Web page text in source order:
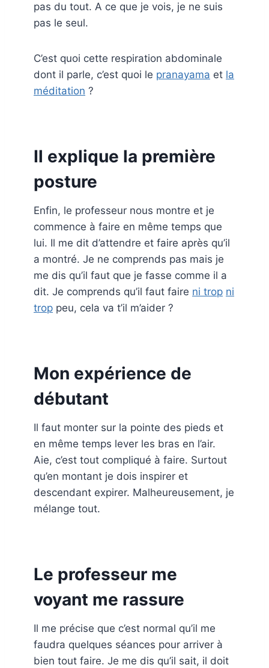
pas du tout. A ce que je vois, je ne suis
pas le seul.
C’est quoi cette respiration abdominale
dont il parle, c’est quoi le pranayama et la
méditation ?
Il explique la première
posture
Enfin, le professeur nous montre et je
commence à faire en même temps que
lui. Il me dit d’attendre et faire après qu’il
a montré. Je ne comprends pas mais je
me dis qu’il faut que je fasse comme il a
dit. Je comprends qu’il faut faire ni trop ni
trop peu, cela va t’il m’aider ?
Mon expérience de
débutant
Il faut monter sur la pointe des pieds et
en même temps lever les bras en l’air.
Aie, c’est tout compliqué à faire. Surtout
qu’en montant je dois inspirer et
descendant expirer. Malheureusement, je
mélange tout.
Le professeur me
voyant me rassure
Il me précise que c’est normal qu’il me
faudra quelques séances pour arriver à
bien tout faire. Je me dis qu’il sait, il doit